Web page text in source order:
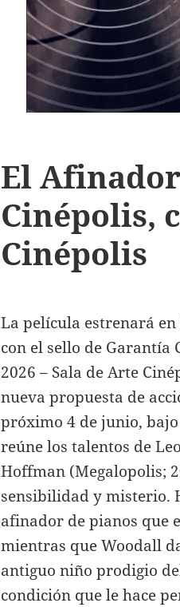
El
Cinépolis,
Cinépolis
La película estrenará
con el sello de Garantía
2026 – Sala de Arte
nueva propuesta de
próximo 4 de junio,
reúne los talentos de
Hoffman (Megalopolis;
sensibilidad y misterio.
afinador de pianos que
mientras que Woodall
antiguo niño prodigio
condición que le hace